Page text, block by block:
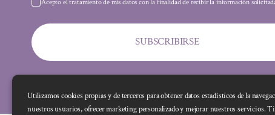
Acepto el tratamiento de mis datos con la finalidad de recibir la información
SUBSCRIBIRSE
Utilizamos cookies propias y de terceros para obtener datos estadísticos de la
nuestros usuarios, ofrecer marketing personalizado y mejorar nuestros servicios.